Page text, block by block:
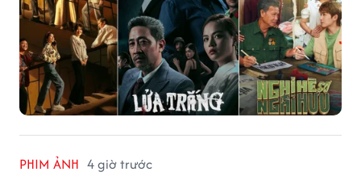
PHIM ẢNH 4 giờ trước